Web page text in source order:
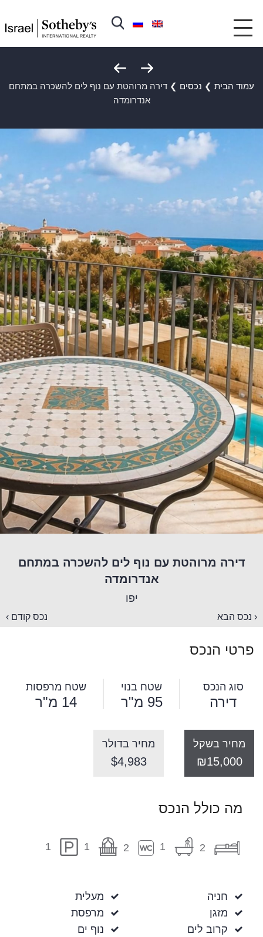
עמוד הבית ❯ נכסים ❯ דירה מרוהטת עם נוף לים להשכרה במתחם
אנדרומדה
דירה מרוהטת עם נוף לים להשכרה במתחם
אנדרומדה
יפו
‹ נכס הבא נכס קודם ›
פרטי הנכס
סוג הנכס
דירה
שטח בנוי
95 מ"ר
שטח מרפסות
14 מ"ר
מחיר בשקל
₪15,000
מחיר בדולר
$4,983
מה כולל הנכס
2
1
2
1
1
חניה
מזגן
קרוב לים
מעלית
מרפסת
נוף ים